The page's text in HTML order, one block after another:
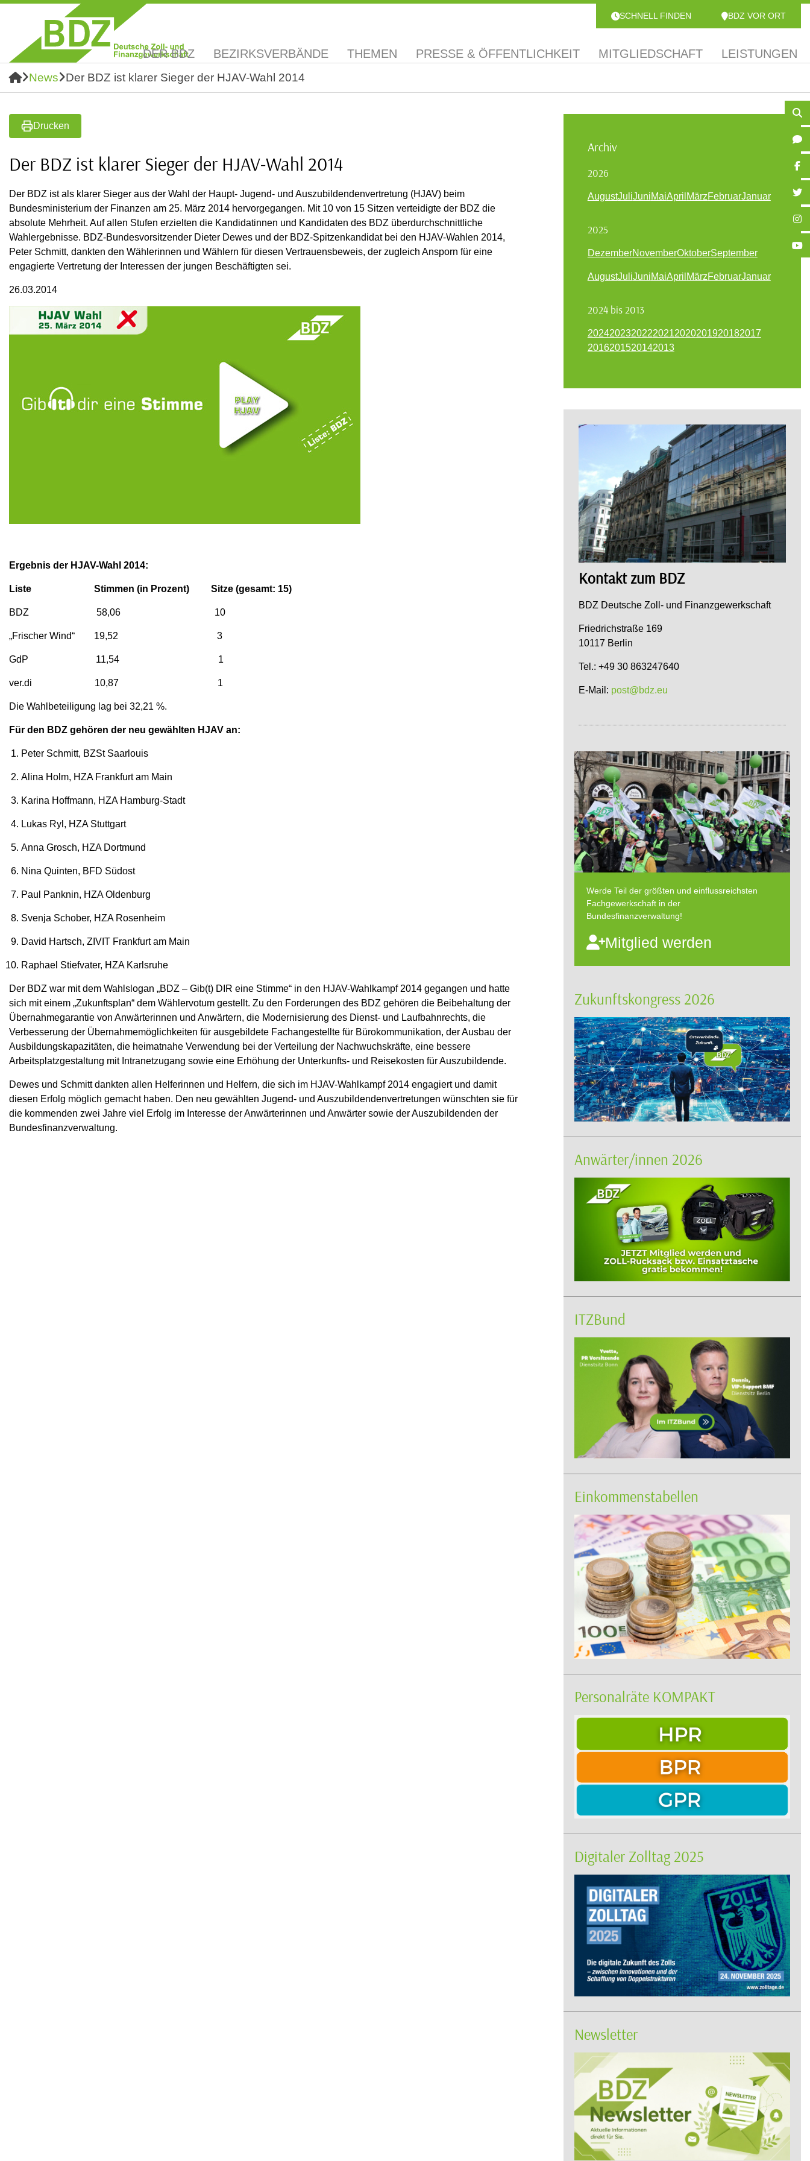
SCHNELL FINDEN BDZ VOR ORT
DER BDZ BEZIRKSVERBÄNDE THEMEN PRESSE & ÖFFENTLICHKEIT MITGLIEDSCHAFT LEISTUNGEN
News Der BDZ ist klarer Sieger der HJAV-Wahl 2014
Drucken
Der BDZ ist klarer Sieger der HJAV-Wahl 2014
Der BDZ ist als klarer Sieger aus der Wahl der Haupt- Jugend- und Auszubildendenvertretung (HJAV) beim
Bundesministerium der Finanzen am 25. März 2014 hervorgegangen. Mit 10 von 15 Sitzen verteidigte der BDZ die
absolute Mehrheit. Auf allen Stufen erzielten die Kandidatinnen und Kandidaten des BDZ überdurchschnittliche
Wahlergebnisse. BDZ-Bundesvorsitzender Dieter Dewes und der BDZ-Spitzenkandidat bei den HJAV-Wahlen 2014,
Peter Schmitt, dankten den Wählerinnen und Wählern für diesen Vertrauensbeweis, der zugleich Ansporn für eine
engagierte Vertretung der Interessen der jungen Beschäftigten sei.
26.03.2014
Ergebnis der HJAV-Wahl 2014:
Liste Stimmen (in Prozent) Sitze (gesamt: 15)
BDZ 58,06 10
„Frischer Wind“ 19,52 3
GdP 11,54 1
ver.di 10,87 1
Die Wahlbeteiligung lag bei 32,21 %.
Für den BDZ gehören der neu gewählten HJAV an:
Peter Schmitt, BZSt Saarlouis
Alina Holm, HZA Frankfurt am Main
Karina Hoffmann, HZA Hamburg-Stadt
Lukas Ryl, HZA Stuttgart
Anna Grosch, HZA Dortmund
Nina Quinten, BFD Südost
Paul Panknin, HZA Oldenburg
Svenja Schober, HZA Rosenheim
David Hartsch, ZIVIT Frankfurt am Main
Raphael Stiefvater, HZA Karlsruhe
Der BDZ war mit dem Wahlslogan „BDZ – Gib(t) DIR eine Stimme“ in den HJAV-Wahlkampf 2014 gegangen und hatte
sich mit einem „Zukunftsplan“ dem Wählervotum gestellt. Zu den Forderungen des BDZ gehören die Beibehaltung der
Übernahmegarantie von Anwärterinnen und Anwärtern, die Modernisierung des Dienst- und Laufbahnrechts, die
Verbesserung der Übernahmemöglichkeiten für ausgebildete Fachangestellte für Bürokommunikation, der Ausbau der
Ausbildungskapazitäten, die heimatnahe Verwendung bei der Verteilung der Nachwuchskräfte, eine bessere
Arbeitsplatzgestaltung mit Intranetzugang sowie eine Erhöhung der Unterkunfts- und Reisekosten für Auszubildende.
Dewes und Schmitt dankten allen Helferinnen und Helfern, die sich im HJAV-Wahlkampf 2014 engagiert und damit
diesen Erfolg möglich gemacht haben. Den neu gewählten Jugend- und Auszubildendenvertretungen wünschten sie für
die kommenden zwei Jahre viel Erfolg im Interesse der Anwärterinnen und Anwärter sowie der Auszubildenden der
Bundesfinanzverwaltung.
Archiv
2026
AugustJuliJuniMaiApril MärzFebruarJanuar
2025
DezemberNovemberOktoberSeptember
AugustJuliJuniMaiApril MärzFebruarJanuar
2024 bis 2013
20242023202220212020201920182017
2016201520142013
Kontakt zum BDZ
BDZ Deutsche Zoll- und Finanzgewerkschaft
Friedrichstraße 169
10117 Berlin
Tel.: +49 30 863247640
E-Mail: post@bdz.eu
Werde Teil der größten und einflussreichsten
Fachgewerkschaft in der
Bundesfinanzverwaltung!
Mitglied werden
Zukunftskongress 2026
Anwärter/innen 2026
ITZBund
Einkommenstabellen
Personalräte KOMPAKT
Digitaler Zolltag 2025
Newsletter